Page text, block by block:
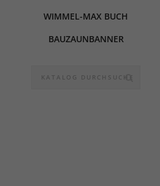
WIMMEL-MAX BUCH
BAUZAUNBANNER